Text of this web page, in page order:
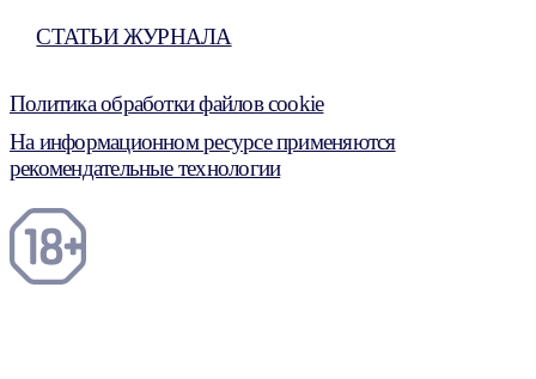
СТАТЬИ ЖУРНАЛА
Политика обработки файлов cookie
На информационном ресурсе применяются
рекомендательные технологии